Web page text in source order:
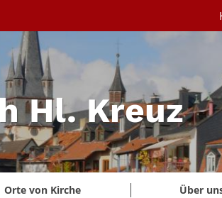
Hl. Kreuz
Orte von Kirche Über